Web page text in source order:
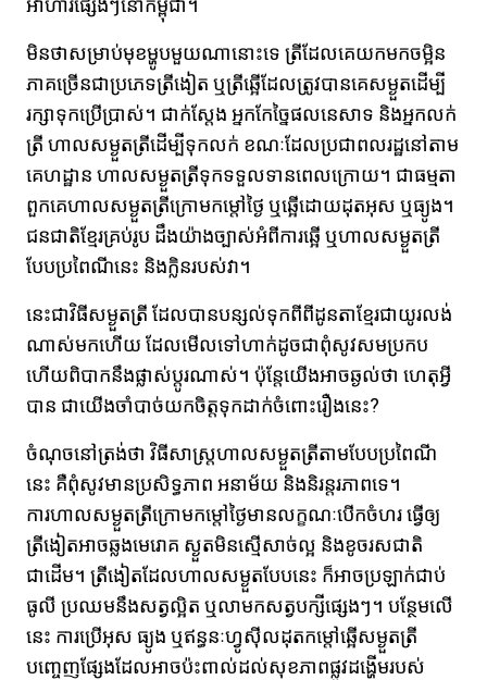
អាហារផ្សេងៗនៅកម្ពុជា។
មិនថាសម្រាប់មុខម្ហូបមួយណានោះទេ​​ ត្រីដែលគេយកមកចម្អិន
ភាគច្រើនជាប្រភេទត្រីងៀត ឬត្រីឆ្អើដែលត្រូវបានគេសម្ងួតដើម្បី
រក្សាទុកប្រើប្រាស់។ ជាក់ស្តែង អ្នកកែច្នៃផលនេសាទ និងអ្នកលក់
ត្រី ហាលសម្ងួតត្រីដើម្បីទុកលក់ ខណៈដែលប្រជាពលរដ្ឋនៅតាម
គេហដ្ឋាន​ ហាលសម្ងួតត្រីទុកទទួលទានពេលក្រោយ។ ជាធម្មតា
ពួកគេហាលសម្ងួតត្រីក្រោមកម្តៅថ្ងៃ ឬឆ្អើដោយដុតអុស ឬ​​ធ្យូង។
ជនជាតិខ្មែរគ្រប់រូប ដឹងយ៉ាងច្បាស់អំពីការឆ្អើ ឬហាលសម្ងួតត្រី
បែបប្រពៃណីនេះ​ និងក្លិនរបស់វា។​
នេះជាវិធីសម្ងួតត្រី​ ដែលបានបន្សល់ទុកពីពីដូនតា​ខ្មែរជាយូរលង់
ណាស់មកហើយ​ ដែលមើលទៅហាក់ដូចជាពុំសូវសមប្រកប
ហើយពិបាកនឹងផ្លាស់ប្តូរណាស់។​​ ប៉ុន្តែយើងអាចឆ្ងល់ថា ហេតុអ្វី
បាន ជាយើងចាំបាច់យកចិត្តទុកដាក់ចំពោះរឿងនេះ?
ចំណុចនៅត្រង់ថា វិធីសាស្រ្តហាលសម្ងួតត្រីតាមបែបប្រពៃណី
នេះ គឺពុំសូវមានប្រសិទ្ធភាព អនាម័យ និងនិរន្តរភាពទេ។
ការហាលសម្ងួតត្រីក្រោមកម្តៅថ្ងៃមានលក្ខណៈបើកចំហរ ធ្វើឲ្យ
ត្រីងៀតអាចឆ្លងមេរោគ ស្ងួតមិនស្មើសាច់ល្អ និងខូចរសជាតិ
ជាដើម។ ត្រីងៀតដែលហាលសម្ងួតបែបនេះ ក៏អាចប្រឡាក់ជាប់
ធូលី ប្រឈមនឹងសត្វល្អិត ឬលាមកសត្វបក្សីផ្សេងៗ។ បន្ថែមលើ
នេះ ការប្រើអុស ធ្យូង ឬឥន្ធនៈហ្វូស៊ីលដុតកម្តៅឆ្អើសម្ងួតត្រី
បញ្ចេញផ្សែងដែលអាចប៉ះពាល់ដល់សុខភាពផ្លូវដង្ហើមរបស់